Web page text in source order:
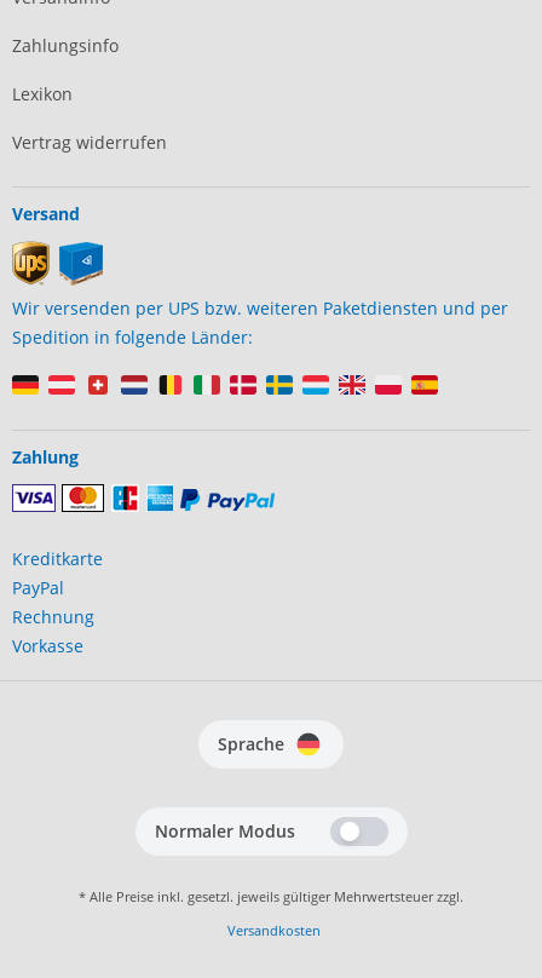
Zahlungsinfo
Lexikon
Vertrag widerrufen
Versand
Wir versenden per UPS bzw. weiteren Paketdiensten und per
Spedition in folgende Länder:
Zahlung
Kreditkarte
PayPal
Rechnung
Vorkasse
Sprache
Normaler Modus
* Alle Preise inkl. gesetzl. jeweils gültiger Mehrwertsteuer zzgl.
Versandkosten